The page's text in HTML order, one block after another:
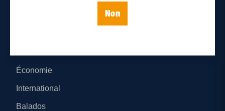
Non
Économie
International
Balados